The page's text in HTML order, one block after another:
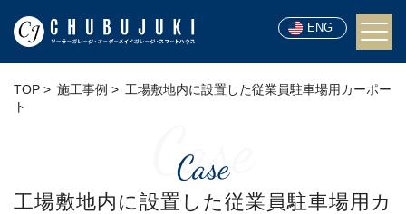
ENG
TOP 施工事例
工場敷地内に設置した従業員駐車場用カーポー
ト
Case
Case
工場敷地内に設置した従業員駐車場用カ